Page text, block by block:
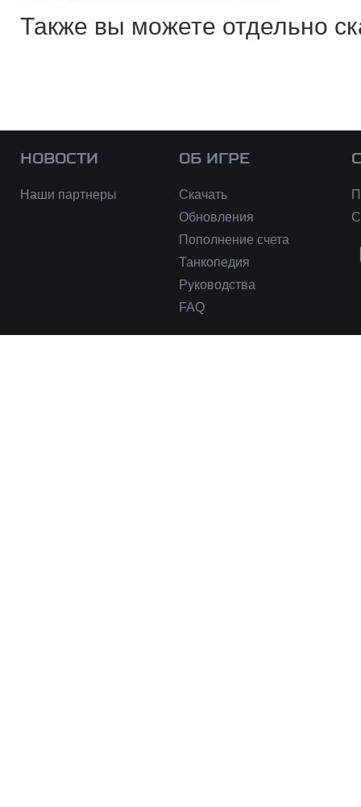
Также вы можете отдельно
НОВОСТИ
Наши партнеры
ОБ ИГРЕ
Скачать
Обновления
Пополнение счета
Танкопедия
Руководства
FAQ